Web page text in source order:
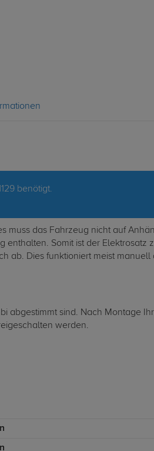
benötigt.
muss das Fahrzeug nicht auf
enthalten. Somit ist der Elektrosatz
ab. Dies funktioniert meist manuell
abgestimmt sind. Nach Montage
werden.